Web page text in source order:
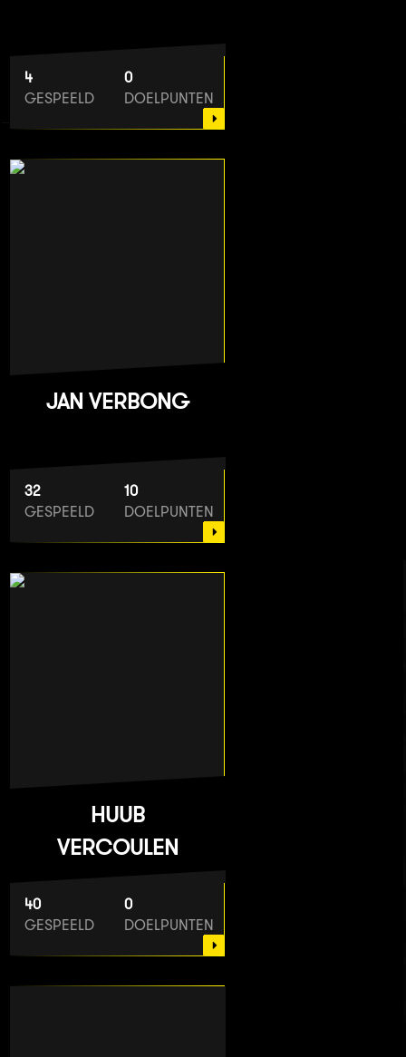
4
GESPEELD
0
DOELPUNTEN
JAN VERBONG
32
GESPEELD
10
DOELPUNTEN
HUUB
VERCOULEN
40
GESPEELD
0
DOELPUNTEN